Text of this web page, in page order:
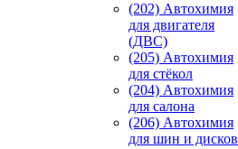
(202) Автохимия
для двигателя
(ДВС)
(205) Автохимия
для стёкол
(204) Автохимия
для салона
(206) Автохимия
для шин и дисков